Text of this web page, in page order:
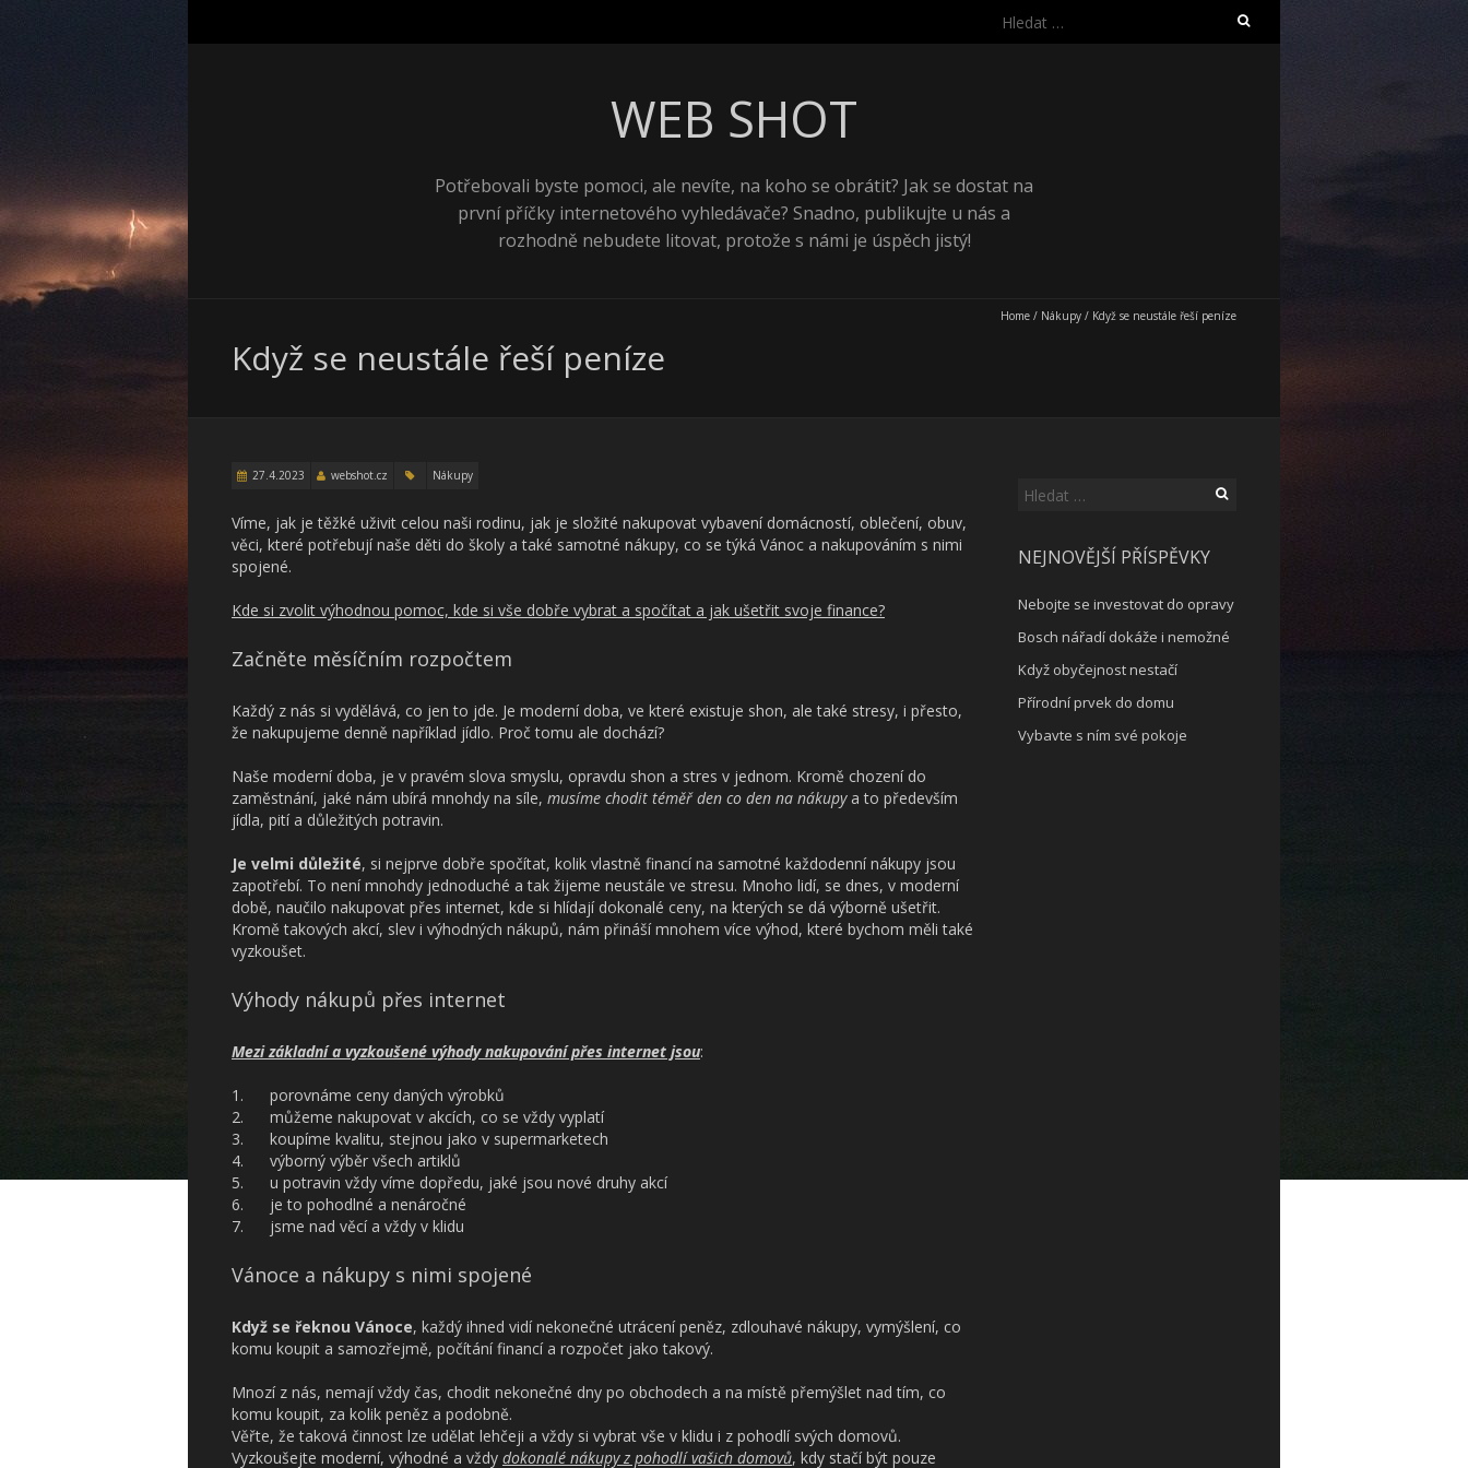
Vyhledávání
WEB SHOT
Potřebovali byste pomoci, ale nevíte, na koho se obrátit? Jak se dostat na
první příčky internetového vyhledávače? Snadno, publikujte u nás a
rozhodně nebudete litovat, protože s námi je úspěch jistý!
Home / Nákupy / Když se neustále řeší peníze
Když se neustále řeší peníze
27.4.2023 webshot.cz Nákupy
Víme, jak je těžké uživit celou naši rodinu, jak je složité nakupovat vybavení domácností, oblečení, obuv,
věci, které potřebují naše děti do školy a také samotné nákupy, co se týká Vánoc a nakupováním s nimi
spojené.
Kde si zvolit výhodnou pomoc, kde si vše dobře vybrat a spočítat a jak ušetřit svoje finance?
Začněte měsíčním rozpočtem
Každý z nás si vydělává, co jen to jde. Je moderní doba, ve které existuje shon, ale také stresy, i přesto,
že nakupujeme denně například jídlo. Proč tomu ale dochází?
Naše moderní doba, je v pravém slova smyslu, opravdu shon a stres v jednom. Kromě chození do
zaměstnání, jaké nám ubírá mnohdy na síle, musíme chodit téměř den co den na nákupya to především
jídla, pití a důležitých potravin.
Je velmi důležité, si nejprve dobře spočítat, kolik vlastně financí na samotné každodenní nákupy jsou
zapotřebí. To není mnohdy jednoduché a tak žijeme neustále ve stresu. Mnoho lidí, se dnes, v moderní
době, naučilo nakupovat přes internet, kde si hlídají dokonalé ceny, na kterých se dá výborně ušetřit.
Kromě takových akcí, slev i výhodných nákupů, nám přináší mnohem více výhod, které bychom měli také
vyzkoušet.
Výhody nákupů přes internet
Mezi základní a vyzkoušené výhody nakupování přes internet jsou:
1. porovnáme ceny daných výrobků
2. můžeme nakupovat v akcích, co se vždy vyplatí
3. koupíme kvalitu, stejnou jako v supermarketech
4. výborný výběr všech artiklů
5. u potravin vždy víme dopředu, jaké jsou nové druhy akcí
6. je to pohodlné a nenáročné
7. jsme nad věcí a vždy v klidu
Vánoce a nákupy s nimi spojené
Když se řeknou Vánoce, každý ihned vidí nekonečné utrácení peněz, zdlouhavé nákupy, vymýšlení, co
komu koupit a samozřejmě, počítání financí a rozpočet jako takový.
Mnozí z nás, nemají vždy čas, chodit nekonečné dny po obchodech a na místě přemýšlet nad tím, co
komu koupit, za kolik peněz a podobně.
Věřte, že taková činnost lze udělat lehčeji a vždy si vybrat vše v klidu i z pohodlí svých domovů.
Vyzkoušejte moderní, výhodné a vždy dokonalé nákupy z pohodlí vašich domovů, kdy stačí být pouze
Vyhledávání
NEJNOVĚJŠÍ PŘÍSPĚVKY
Nebojte se investovat do opravy
Bosch nářadí dokáže i nemožné
Když obyčejnost nestačí
Přírodní prvek do domu
Vybavte s ním své pokoje